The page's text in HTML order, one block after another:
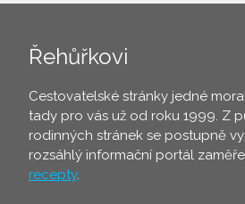
Řehůřkovi
Cestovatelské stránky jedné
tady pro vás už od roku 1999. Z
rodinných stránek se postupně
rozsáhlý informační portál
recepty.